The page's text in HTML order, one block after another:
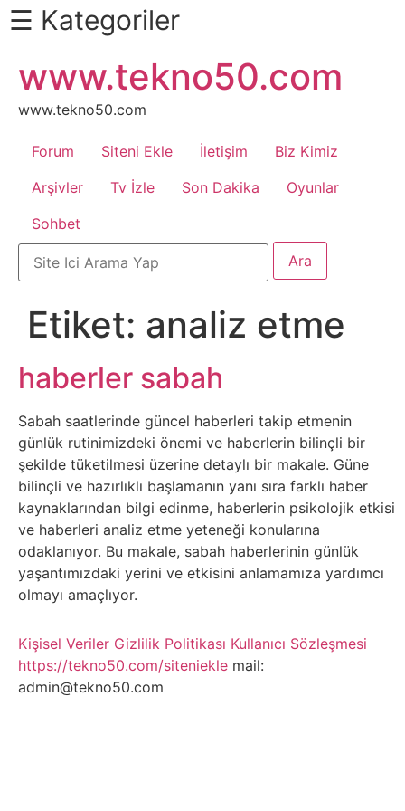
Daha
Fazlası
İçin
Kaydır
Android
Apk
Arabalar
Bankacılık
İşlemleri
Belgesel
Bilgi
Bilgisayar
Bilim
Bitcoin
Bitkiler
Çizgi
☰ Kategoriler
atla
www.tekno50.com
www.tekno50.com
Forum Siteni Ekle İletişim
Biz Kimiz
Arşivler
Tv İzle Son Dakika
Oyunlar
Sohbet
Etiket: analiz etme
haberler sabah
Sabah saatlerinde güncel haberleri takip etmenin
günlük rutinimizdeki önemi ve haberlerin bilinçli bir
şekilde tüketilmesi üzerine detaylı bir makale. Güne
bilinçli ve hazırlıklı başlamanın yanı sıra farklı haber
kaynaklarından bilgi edinme, haberlerin psikolojik etkisi
ve haberleri analiz etme yeteneği konularına
odaklanıyor. Bu makale, sabah haberlerinin günlük
yaşantımızdaki yerini ve etkisini anlamamıza yardımcı
olmayı amaçlıyor.
Kişisel Veriler Gizlilik Politikası Kullanıcı Sözleşmesi
https://tekno50.com/siteniekle mail:
admin@tekno50.com